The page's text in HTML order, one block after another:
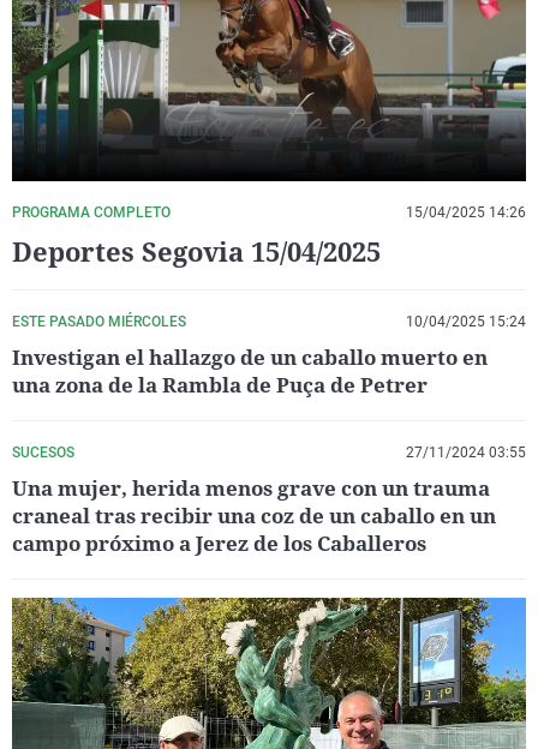
La rosa de los vientos
Gente viajera
Como el perro y el
Retornados
Equipo de
Operación Viuda
Extremadura
Galicia
La Rioja
Navarra
País Vasco
Virales
Televisión
Elecciones
PROGRAMA COMPLETO 15/04/2025 14:26
Deportes Segovia 15/04/2025
ESTE PASADO MIÉRCOLES 10/04/2025 15:24
Investigan el hallazgo de un caballo muerto en
una zona de la Rambla de Puça de Petrer
SUCESOS 27/11/2024 03:55
Una mujer, herida menos grave con un trauma
craneal tras recibir una coz de un caballo en un
campo próximo a Jerez de los Caballeros